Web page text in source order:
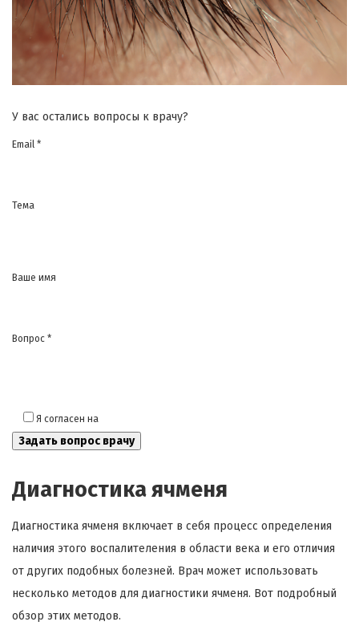
У вас остались вопросы к врачу?
Email *
Тема
Ваше имя
Вопрос *
Я согласен на
Диагностика ячменя
Диагностика ячменя включает в себя процесс определения
наличия этого воспалителения в области века и его отличия
от других подобных болезней. Врач может использовать
несколько методов для диагностики ячменя. Вот подробный
обзор этих методов.